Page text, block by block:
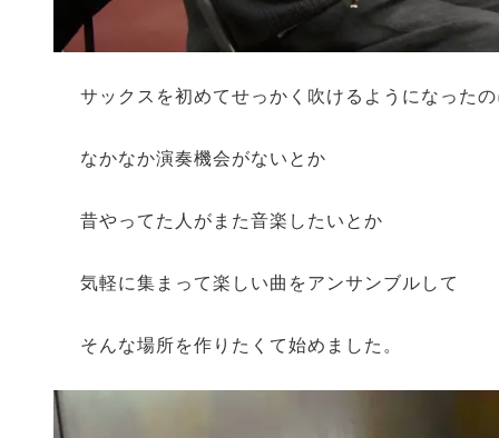
サックスを初めてせっかく吹けるようになった
なかなか演奏機会がないとか
昔やってた人がまた音楽したいとか
気軽に集まって楽しい曲をアンサンブルして
そんな場所を作りたくて始めました。